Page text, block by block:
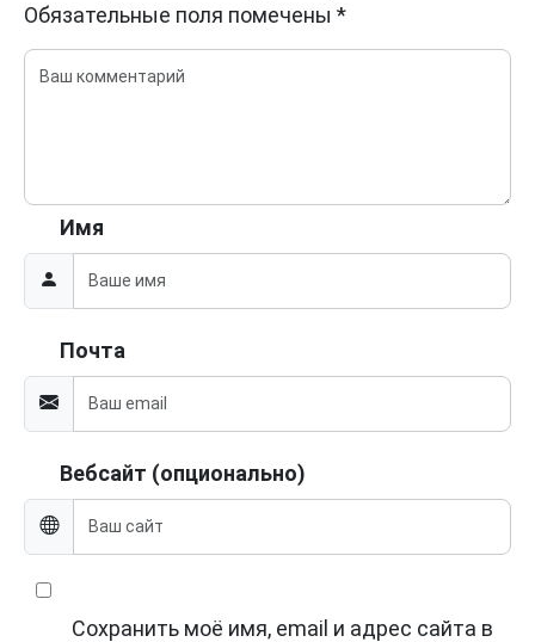
Обязательные поля помечены *
Имя
Почта
Вебсайт (опционально)
Сохранить моё имя, email и адрес сайта в